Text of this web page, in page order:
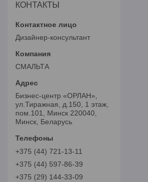
КОНТАКТЫ
Дизайнер-консультант
СМАЛЬТА
Бизнес-центр «ОРЛАН»,
ул.Тиражная, д.150, 1 этаж,
пом.101, Минск 220040,
Минск, Беларусь
+375 (44) 721-13-11
+375 (44) 597-86-39
+375 (29) 144-33-09